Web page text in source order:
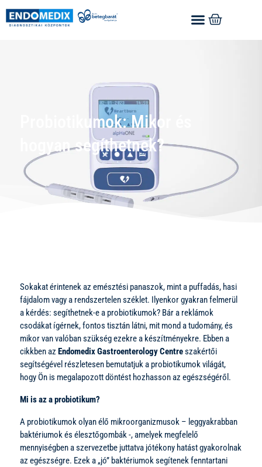
Probiotikumok: Mikor és
hogyan segíthetnek?
Sokakat érintenek az emésztési panaszok, mint a puffadás, hasi
fájdalom vagy a rendszertelen széklet. Ilyenkor gyakran felmerül
a kérdés: segíthetnek-e a probiotikumok? Bár a reklámok
csodákat ígérnek, fontos tisztán látni, mit mond a tudomány, és
mikor van valóban szükség ezekre a készítményekre. Ebben a
cikkben az Endomedix Gastroenterology Centreszakértői
segítségével részletesen bemutatjuk a probiotikumok világát,
hogy Ön is megalapozott döntést hozhasson az egészségéről.
Mi is az a probiotikum?
A probiotikumok olyan élő mikroorganizmusok – leggyakrabban
baktériumok és élesztőgombák -, amelyek megfelelő
mennyiségben a szervezetbe juttatva jótékony hatást gyakorolnak
az egészségre. Ezek a „jó” baktériumok segítenek fenntartani